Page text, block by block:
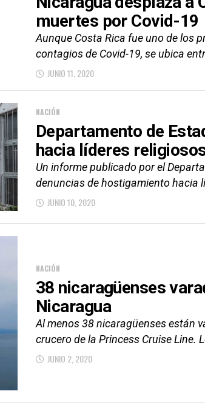
muertes por Covid-19
Aunque Costa Rica fue uno de los
contagios de Covid-19, se ubica
JUNIO 11, 2020
NACIÓN
Departamento de
hacia líderes
Un informe publicado por el
denuncias de hostigamiento hacia
JUNIO 10, 2020
NACIÓN
38 nicaragüenses
Nicaragua
Al menos 38 nicaragüenses están
crucero de la Princess Cruise Line.
JUNIO 2, 2020